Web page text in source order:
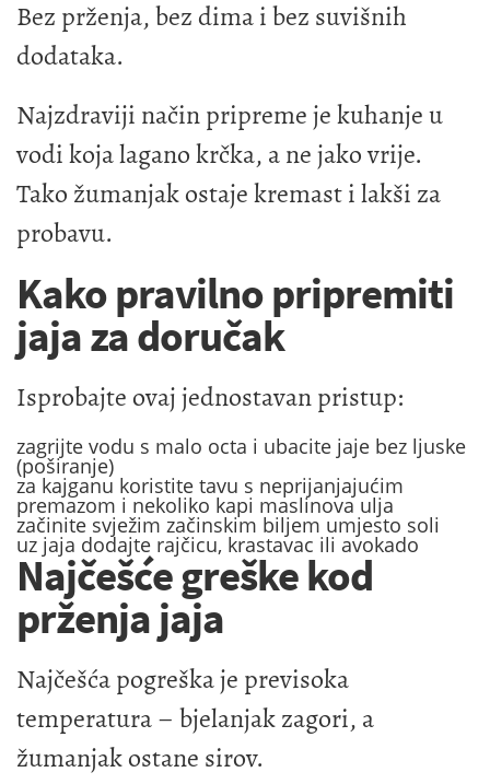
Bez prženja, bez dima i bez suvišnih
dodataka.
Najzdraviji način pripreme je kuhanje u
vodi koja lagano krčka, a ne jako vrije.
Tako žumanjak ostaje kremast i lakši za
probavu.
Kako pravilno pripremiti
jaja za doručak
Isprobajte ovaj jednostavan pristup:
zagrijte vodu s malo octa i ubacite jaje bez ljuske
(poširanje)
za kajganu koristite tavu s neprijanjajućim
premazom i nekoliko kapi maslinova ulja
začinite svježim začinskim biljem umjesto soli
uz jaja dodajte rajčicu, krastavac ili avokado
Najčešće greške kod
prženja jaja
Najčešća pogreška je previsoka
temperatura – bjelanjak zagori, a
žumanjak ostane sirov.